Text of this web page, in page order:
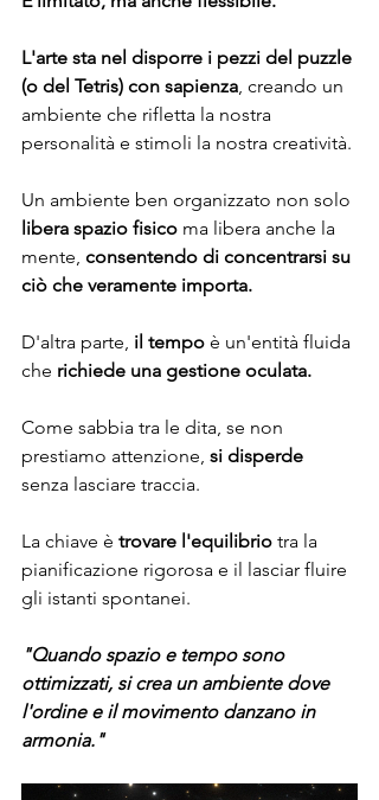
L'arte sta nel disporre i pezzi del puzzle
(o del Tetris) con sapienza , creando un
ambiente che rifletta la nostra
personalità e stimoli la nostra creatività.
Un ambiente ben organizzato non solo
libera spazio fisico ma libera anche la
mente, consentendo di concentrarsi su
ciò che veramente importa.
D'altra parte, il tempo è un'entità fluida
che richiede una gestione oculata.
Come sabbia tra le dita, se non
prestiamo attenzione, si disperde
senza lasciare traccia.
La chiave è trovare l'equilibrio tra la
pianificazione rigorosa e il lasciar fluire
gli istanti spontanei.
"Quando spazio e tempo sono
ottimizzati, si crea un ambiente dove
l'ordine e il movimento danzano in
armonia."